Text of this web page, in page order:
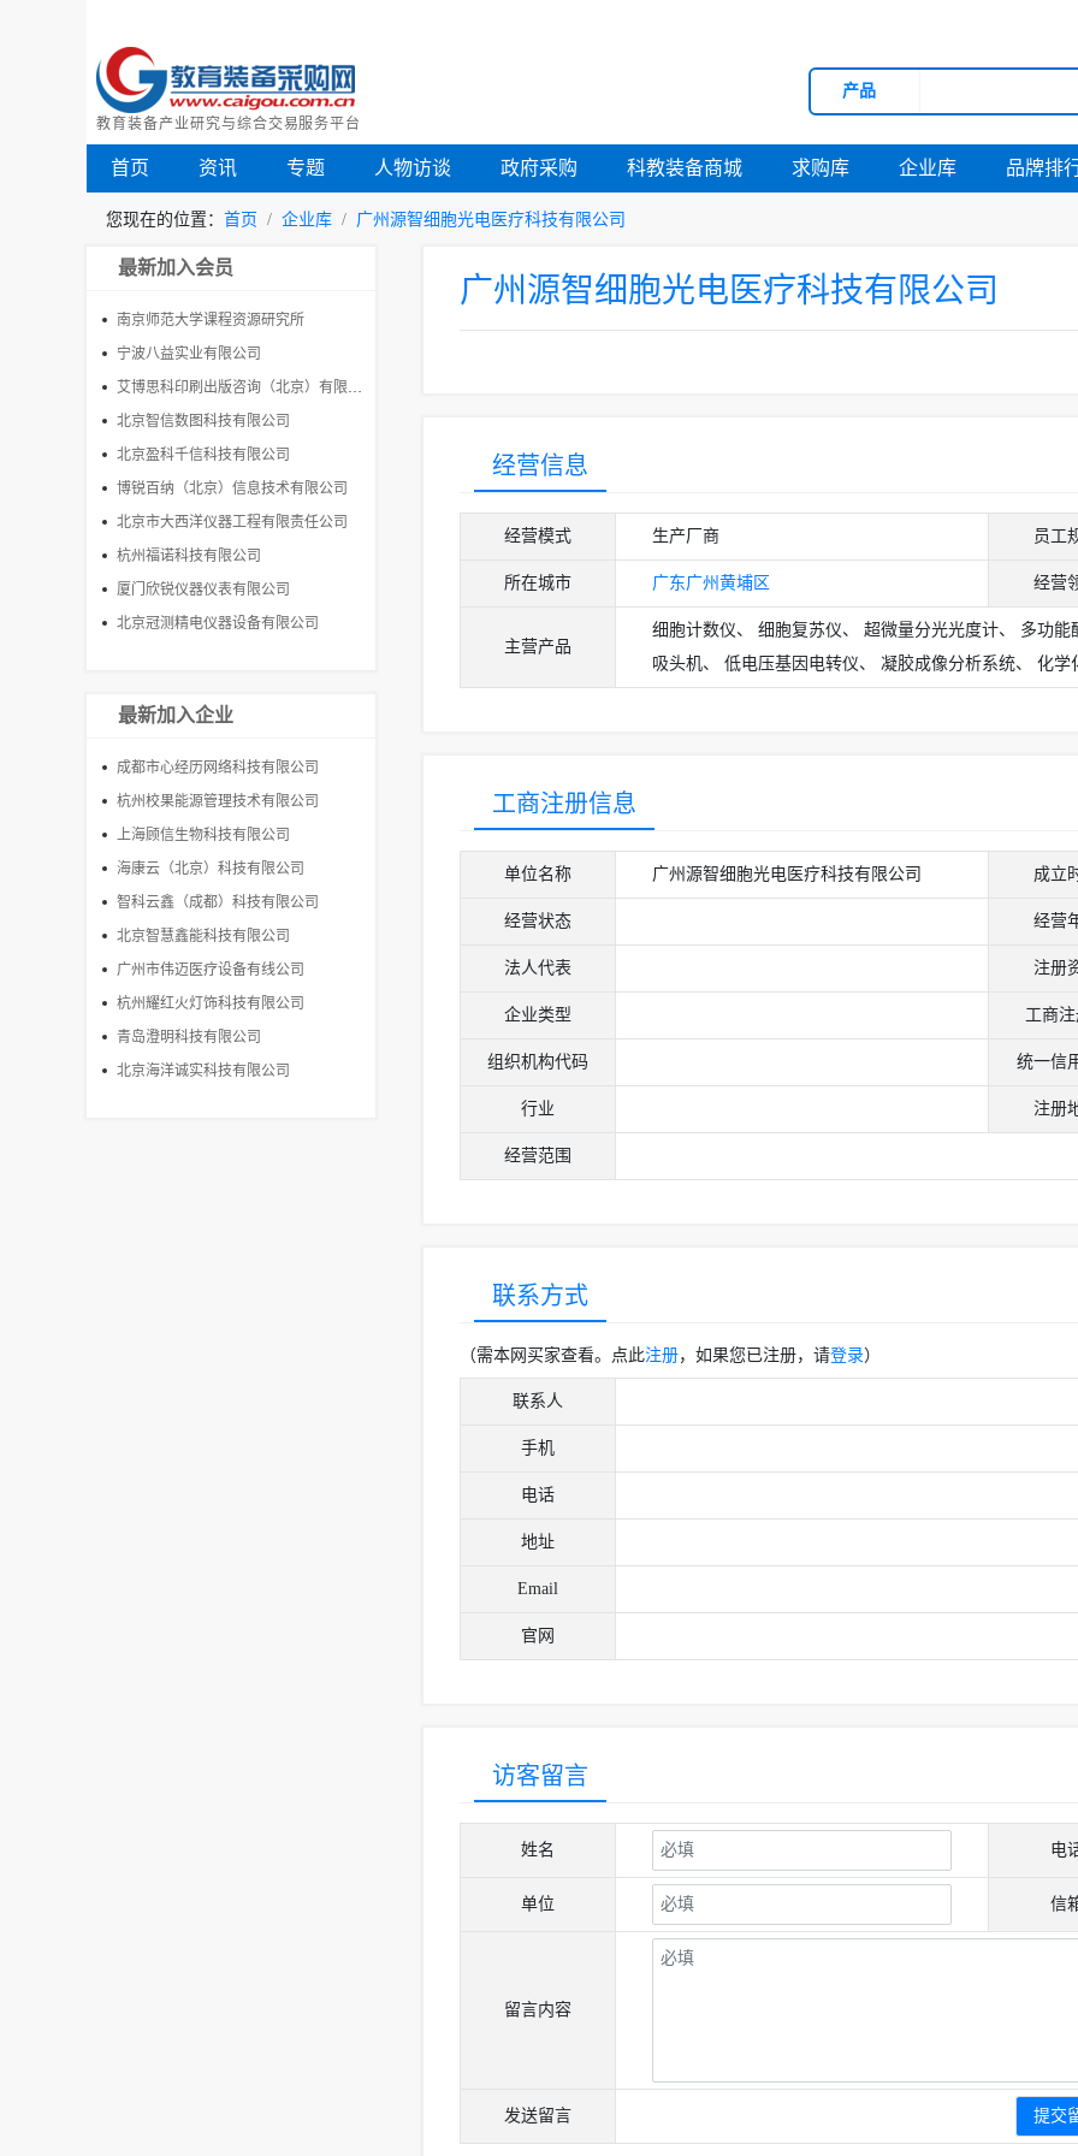
教育装备产业研究与综合交易服务平台
产品
首页 资讯 专题 人物访谈 政府采购 科教装备商城 求购库 企业库 品牌排
您现在的位置： 首页 企业库 广州源智细胞光电医疗科技有限公司
最新加入会员
南京师范大学课程资源研究所
宁波八益实业有限公司
艾博思科印刷出版咨询（北京）有限公司
北京智信数图科技有限公司
北京盈科千信科技有限公司
博锐百纳（北京）信息技术有限公司
北京市大西洋仪器工程有限责任公司
杭州福诺科技有限公司
厦门欣锐仪器仪表有限公司
北京冠测精电仪器设备有限公司
最新加入企业
成都市心经历网络科技有限公司
杭州校果能源管理技术有限公司
上海顾信生物科技有限公司
海康云（北京）科技有限公司
智科云鑫（成都）科技有限公司
北京智慧鑫能科技有限公司
广州市伟迈医疗设备有线公司
杭州耀红火灯饰科技有限公司
青岛澄明科技有限公司
北京海洋诚实科技有限公司
广州源智细胞光电医疗科技有限公司
经营信息
经营模式 生产厂商 员工
所在城市 广东广州 黄埔区 经营
主营产品
细胞计数仪、 细胞复苏仪、 超微量分光光度计、 多功
吸头机、 低电压基因电转仪、 凝胶成像分析系统、 化
工商注册信息
单位名称 广州源智细胞光电医疗科技有限公司 成立
经营状态 经营
法人代表 注册
企业类型 工商
组织机构代码 统一信
行业 注册
经营范围
联系方式
（需本网买家查看。点此注册，如果您已注册，请登录）
联系人
手机
电话
地址
Email
官网
访客留言
姓名 电
单位 信
留言内容
发送留言